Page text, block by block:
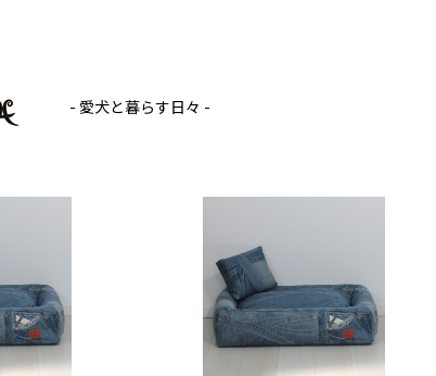
- 愛犬と暮らす日々 -
ム